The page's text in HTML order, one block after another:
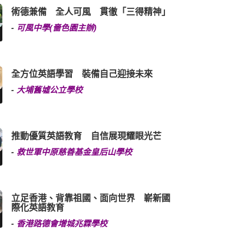
術德兼備 全人可風 貫徹「三得精神」
- 可風中學(嗇色園主辦)
全方位英語學習 裝備自己迎接未來
-大埔舊墟公立學校
推動優質英語教育 自信展現耀眼光芒
- 救世軍中原慈善基金皇后山學校
立足香港、背靠祖國、面向世界 嶄新國
際化英語教育
- 香港路德會增城兆霖學校